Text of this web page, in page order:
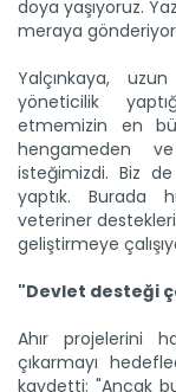
doya yaşıyoruz.
meraya
Yalçınkaya,
yöneticilik
etmemizin en
hengameden
isteğimizdi. Biz
yaptık. Burada
veteriner
geliştirmeye
"Devlet desteği
Ahır projelerini
çıkarmayı
kaydetti: "Ancak
Kars’ta "Taner"
Kars'ta Tarım ve
yapılan...
Devamını Oku ->